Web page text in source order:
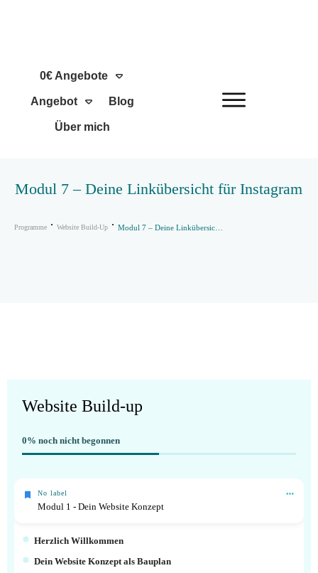
0€ Angebote
Angebot Blog
Über mich
Modul 7 – Deine Linkübersicht für Instagram
Programme Website Build-Up
Website Build-up
0% noch nicht begonnen
No label
Modul 1 - Dein Website Konzept
Herzlich Willkommen
Dein Website Konzept als Bauplan